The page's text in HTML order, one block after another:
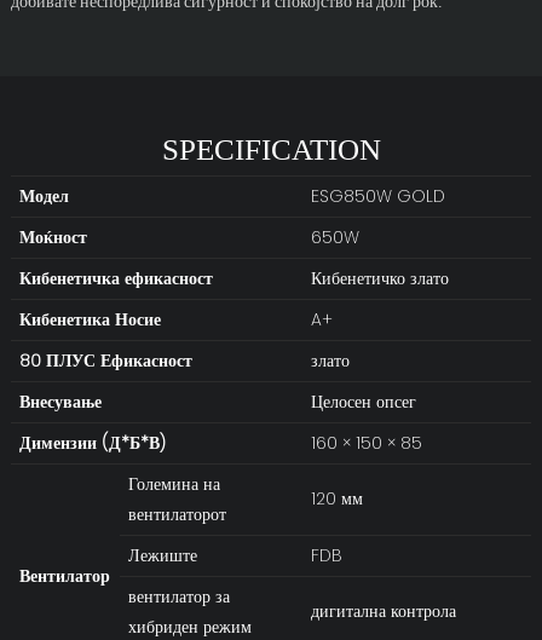
SPECIFICATION
Модел
ESG850W GOLD
Моќност
650W
Кибенетичка ефикасност
Кибенетичко злато
Кибенетика Носие
A+
80 ПЛУС Ефикасност
злато
Внесување
Целосен опсег
Димензии (Д*Б*В)
160 × 150 × 85
Вентилатор
Големина на
вентилаторот
120 мм
Лежиште
FDB
вентилатор за
хибриден режим
дигитална контрола